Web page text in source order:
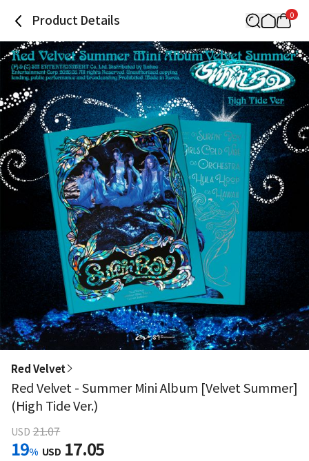
Product Details 0
Red Velvet
Red Velvet - Summer Mini Album [Velvet Summer]
(High Tide Ver.)
USD 21.07
19% USD 17.05